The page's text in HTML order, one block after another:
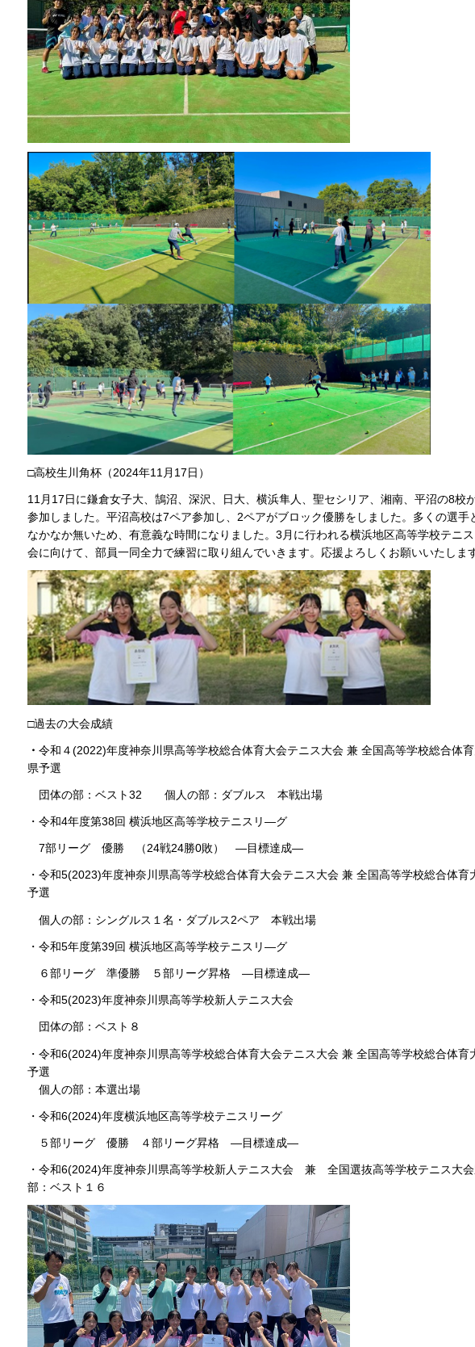
□高校生川角杯（2024年11月17日）
11月17日に鎌倉女子大、鵠沼、深沢、日大、横浜隼人、聖セシリア、湘南、平沼の8校
参加しました。平沼高校は7ペア参加し、2ペアがブロック優勝をしました。多くの選手
なかなか無いため、有意義な時間になりました。3月に行われる横浜地区高等学校テニ
会に向けて、部員一同全力で練習に取り組んでいきます。応援よろしくお願いいたします
□過去の大会成績
・ 令和４(2022)年度神奈川県高等学校総合体育大会テニス大会 兼 全国高等学校総合体
県予選
団体の部：ベスト32 個人の部：ダブルス 本戦出場
・令和4年度第38回 横浜地区高等学校テニスリ―グ
7部リーグ 優勝 （24戦24勝0敗） ―目標達成―
・令和5(2023)年度神奈川県高等学校総合体育大会テニス大会 兼 全国高等学校総合体育
予選
個人の部：シングルス１名・ダブルス2ペア 本戦出場
・令和5年度第39回 横浜地区高等学校テニスリ―グ
６部リーグ 準優勝 ５部リーグ昇格 ―目標達成―
・令和5(2023)年度神奈川県高等学校新人テニス大会
団体の部：ベスト８
・令和6(2024)年度神奈川県高等学校総合体育大会テニス大会 兼 全国高等学校総合体育
予選
個人の部：本選出場
・令和6(2024)年度横浜地区高等学校テニスリーグ
５部リーグ 優勝 ４部リーグ昇格 ―目標達成―
・令和6(2024)年度神奈川県高等学校新人テニス大会 兼 全国選抜高等学校テニス大
部：ベスト１６